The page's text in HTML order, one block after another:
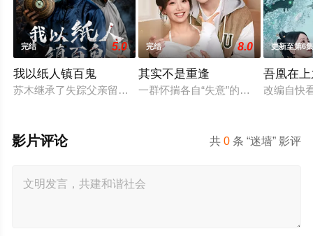
完结 5.0
我以纸人镇百鬼
苏木继承了失踪父亲留下的白事馆，本想低调扎纸维生，却因
完结 8.0
其实不是重逢
一群怀揣各自“失意”的年轻人，在沿
更新至第6
吾凰在
改编自快
共0 条 “迷墙” 影评
影片评论